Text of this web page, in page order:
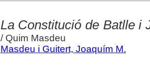
La Constitució de Batlle i
/ Quim Masdeu
Masdeu i Guitert, Joaquím M.